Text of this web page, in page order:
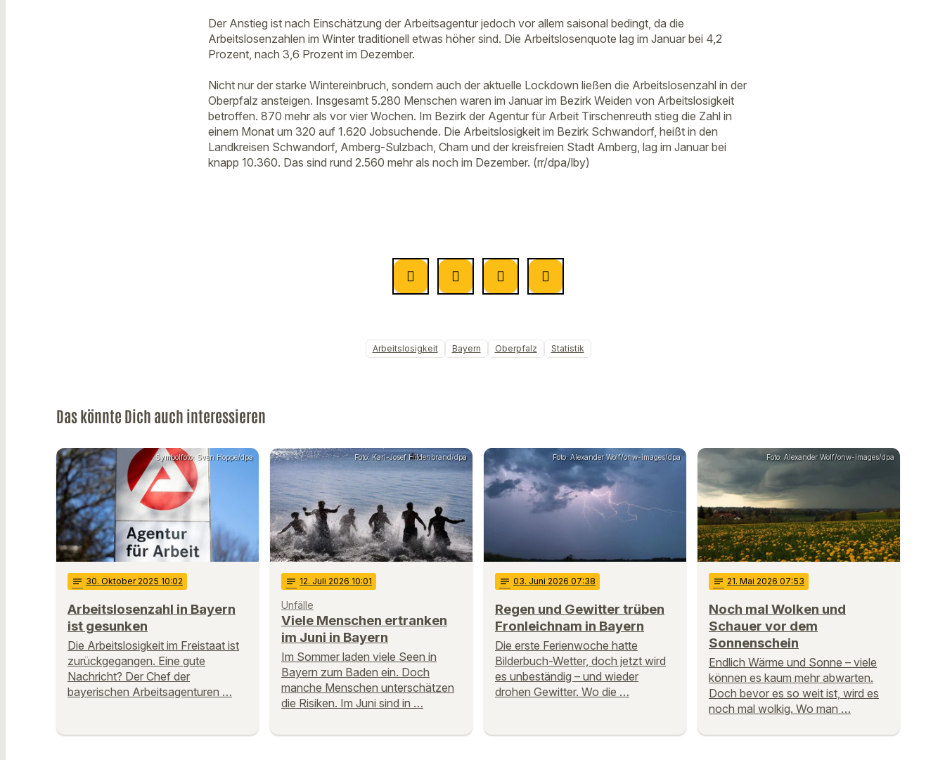
Der Anstieg ist nach Einschätzung der Arbeitsagentur jedoch vor allem saisonal bedingt, da die
Arbeitslosenzahlen im Winter traditionell etwas höher sind. Die Arbeitslosenquote lag im Januar bei 4,2
Prozent, nach 3,6 Prozent im Dezember.
Nicht nur der starke Wintereinbruch, sondern auch der aktuelle Lockdown ließen die Arbeitslosenzahl in der
Oberpfalz ansteigen. Insgesamt 5.280 Menschen waren im Januar im Bezirk Weiden von Arbeitslosigkeit
betroffen. 870 mehr als vor vier Wochen. Im Bezirk der Agentur für Arbeit Tirschenreuth stieg die Zahl in
einem Monat um 320 auf 1.620 Jobsuchende. Die Arbeitslosigkeit im Bezirk Schwandorf, heißt in den
Landkreisen Schwandorf, Amberg-Sulzbach, Cham und der kreisfreien Stadt Amberg, lag im Januar bei
knapp 10.360. Das sind rund 2.560 mehr als noch im Dezember. (rr/dpa/lby)
Arbeitslosigkeit Bayern Oberpfalz Statistik
Das könnte Dich auch interessieren
Symbolfoto: Sven Hoppe/dpa
notes 30. Oktober 2025 10:02
Arbeitslosenzahl in Bayern
ist gesunken
Die Arbeitslosigkeit im Freistaat ist
zurückgegangen. Eine gute
Nachricht? Der Chef der
bayerischen Arbeitsagenturen …
Foto: Karl-Josef Hildenbrand/dpa
notes 12. Juli 2026 10:01
Unfälle
Viele Menschen ertranken
im Juni in Bayern
Im Sommer laden viele Seen in
Bayern zum Baden ein. Doch
manche Menschen unterschätzen
die Risiken. Im Juni sind in …
Foto: Alexander Wolf/onw-images/dpa
notes 03. Juni 2026 07:38
Regen und Gewitter trüben
Fronleichnam in Bayern
Die erste Ferienwoche hatte
Bilderbuch-Wetter, doch jetzt wird
es unbeständig – und wieder
drohen Gewitter. Wo die …
Foto: Alexander Wolf/onw-images/dpa
notes 21. Mai 2026 07:53
Noch mal Wolken und
Schauer vor dem
Sonnenschein
Endlich Wärme und Sonne – viele
können es kaum mehr abwarten.
Doch bevor es so weit ist, wird es
noch mal wolkig. Wo man …